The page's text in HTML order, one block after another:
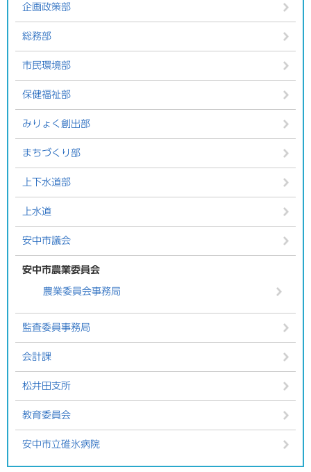
企画政策部
総務部
市民環境部
保健福祉部
みりょく創出部
まちづくり部
上下水道部
上水道
安中市議会
安中市農業委員会
農業委員会事務局
監査委員事務局
会計課
松井田支所
教育委員会
安中市立碓氷病院